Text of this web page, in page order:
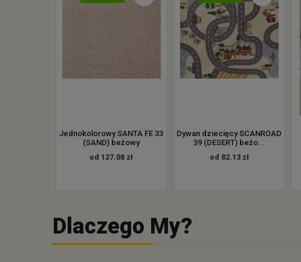
Jednokolorowy SANTA FE 33
(SAND) beżowy
od 127.08 zł
Dywan dziecięcy SCANROAD
39 (DESERT) beżo...
od 82.13 zł
Dlaczego My?